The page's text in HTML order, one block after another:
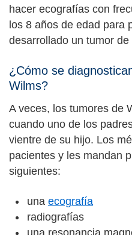
hacer ecografías con
los 8 años de edad para
desarrollado un tumor de
¿Cómo se
Wilms?
A veces, los tumores de
cuando uno de los
vientre de su hijo. Los
pacientes y les mandan
siguientes:
una ecografía
radiografías
una resonancia